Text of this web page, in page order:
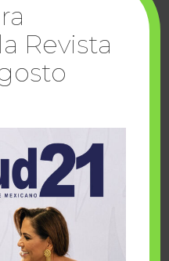
cumplen
y Make-A-Wish
Revista